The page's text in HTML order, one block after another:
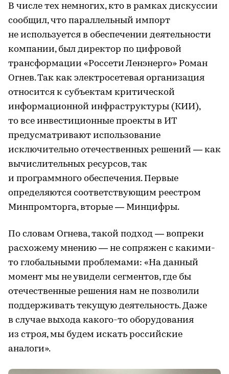
В числе тех немногих, кто в рамках дискуссии
сообщил, что параллельный импорт
не используется в обеспечении деятельности
компании, был директор по цифровой
трансформации «Россети Ленэнерго» Роман
Огнев. Так как электросетевая организация
относится к субъектам критической
информационной инфраструктуры (КИИ),
то все инвестиционные проекты в ИТ
предусматривают использование
исключительно отечественных решений — как
вычислительных ресурсов, так
и программного обеспечения. Первые
определяются соответствующим реестром
Минпромторга, вторые — Минцифры.
По словам Огнева, такой подход — вопреки
расхожему мнению — не сопряжен с какими-
то глобальными проблемами: «На данный
момент мы не увидели сегментов, где бы
отечественные решения нам не позволили
поддерживать текущую деятельность. Даже
в случае выхода какого-то оборудования
из строя, мы будем искать российские
аналоги».